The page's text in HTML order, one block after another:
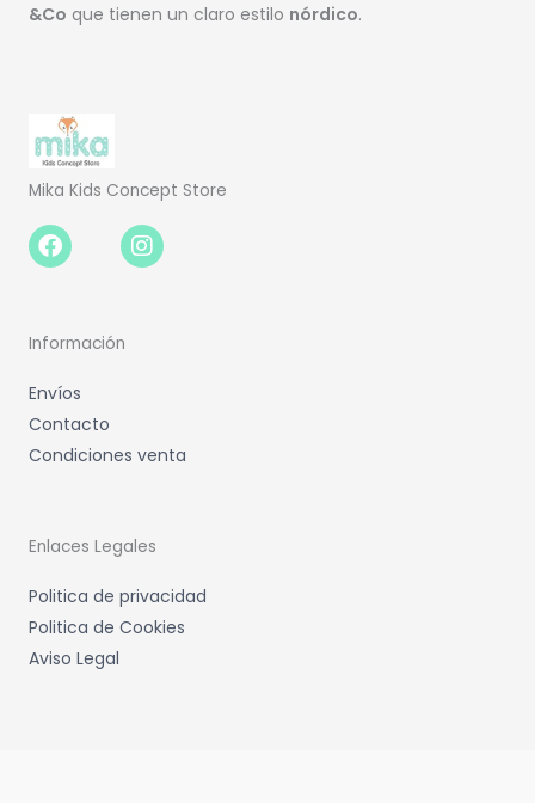
&Co que tienen un claro estilo nórdico.
Mika Kids Concept Store
Facebook-
f
Instagram
Información
Envíos
Contacto
Condiciones venta
Enlaces Legales
Politica de privacidad
Politica de Cookies
Aviso Legal